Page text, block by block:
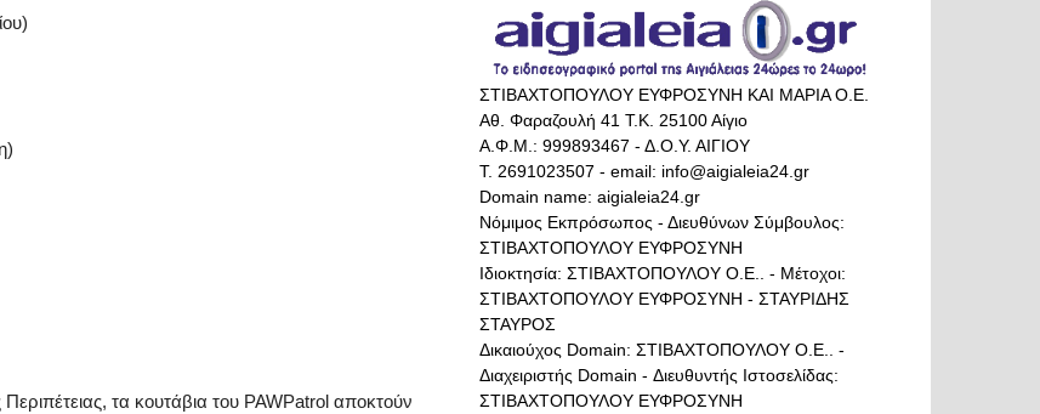
τα κουτάβια του PAWPatrol αποκτούν
ΣΤΙΒΑΧΤΟΠΟΥΛΟΥ ΕΥΦΡΟΣΥΝΗ ΚΑΙ ΜΑΡΙΑ Ο.Ε.
Αθ. Φαραζουλή 41 Τ.Κ. 25100 Αίγιο
Α.Φ.Μ.: 999893467 - Δ.Ο.Υ. ΑΙΓΙΟΥ
Τ. 2691023507 - email: info@aigialeia24.gr
Domain name: aigialeia24.gr
Νόμιμος Εκπρόσωπος - Διευθύνων Σύμβουλος:
ΣΤΙΒΑΧΤΟΠΟΥΛΟΥ ΕΥΦΡΟΣΥΝΗ
Ιδιοκτησία: ΣΤΙΒΑΧΤΟΠΟΥΛΟΥ Ο.Ε.. - Μέτοχοι:
ΣΤΙΒΑΧΤΟΠΟΥΛΟΥ ΕΥΦΡΟΣΥΝΗ - ΣΤΑΥΡΙΔΗΣ
ΣΤΑΥΡΟΣ
Δικαιούχος Domain: ΣΤΙΒΑΧΤΟΠΟΥΛΟΥ Ο.Ε.. -
Διαχειριστής Domain - Διευθυντής Ιστοσελίδας:
ΣΤΙΒΑΧΤΟΠΟΥΛΟΥ ΕΥΦΡΟΣΥΝΗ